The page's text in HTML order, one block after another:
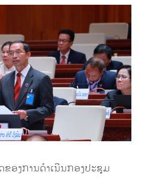
ອງການດຳເນີນກອງປະຊຸມ